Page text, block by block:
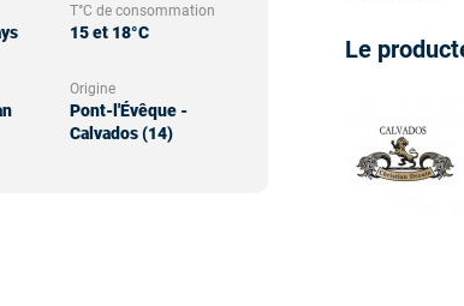
T°C de consommation
15 et 18°C
Origine
Pont-l'Évêque -
Calvados (14)
Le